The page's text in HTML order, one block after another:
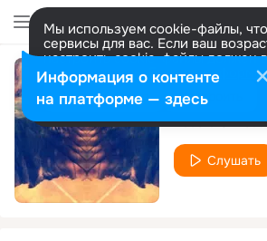
Мы используем cookie-файлы,
сервисы для вас. Если ваш
настроить cookie-файлы должен
представитель. Больше
Разрешить все Настроить
Record Chillout
Слушать
Информация о контенте
на платформе — здесь